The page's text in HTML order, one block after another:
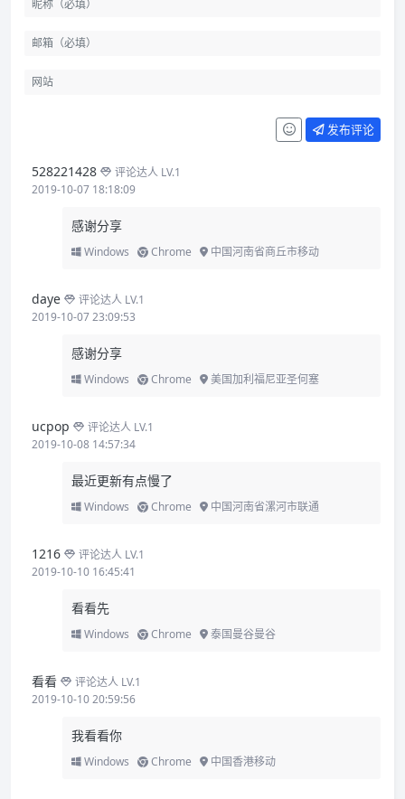
发布评论
528221428
评论达人 LV.1
2019-10-07 18:18:09
感谢分享
Windows Chrome 中国河南省商丘市移动
daye
评论达人 LV.1
2019-10-07 23:09:53
感谢分享
Windows Chrome 美国加利福尼亚圣何塞
ucpop
评论达人 LV.1
2019-10-08 14:57:34
最近更新有点慢了
Windows Chrome 中国河南省漯河市联通
1216
评论达人 LV.1
2019-10-10 16:45:41
看看先
Windows Chrome 泰国曼谷曼谷
看看
评论达人 LV.1
2019-10-10 20:59:56
我看看你
Windows Chrome 中国香港移动